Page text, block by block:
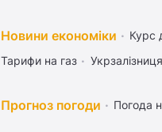
Новини економіки Курс
Тарифи на газ
Укрзалізниця
Прогноз погоди Погода